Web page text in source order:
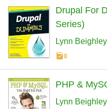
Drupal For
Series)
Lynn Beighley
0
PHP &
Lynn Beighley